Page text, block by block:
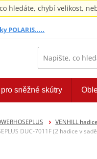
hledáte, chybí velikost,
POLARIS.....
sněžné skútry
VENHILL
DUC-7011F (2 hadice v